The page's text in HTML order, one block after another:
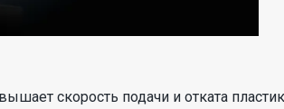
скорость подачи и отката